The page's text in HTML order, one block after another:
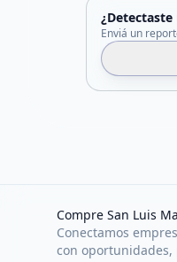
Enviá un
Compre San Luis
Conectamos
con oportunidades,